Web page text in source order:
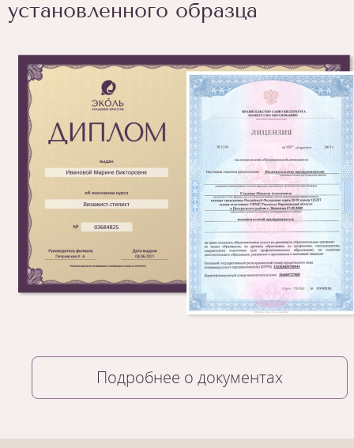
установленного образца
Подробнее о документах